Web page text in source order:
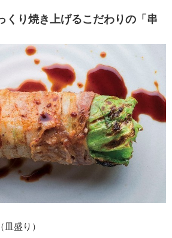
くり焼き上げるこだわりの「串
皿盛り）